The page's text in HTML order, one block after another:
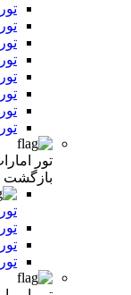
تور
بازگشت